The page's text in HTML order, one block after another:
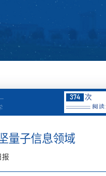
374 次
量子信息领域
报